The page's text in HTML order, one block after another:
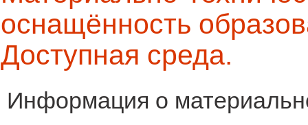
оснащённость
Доступная среда.
Информация о